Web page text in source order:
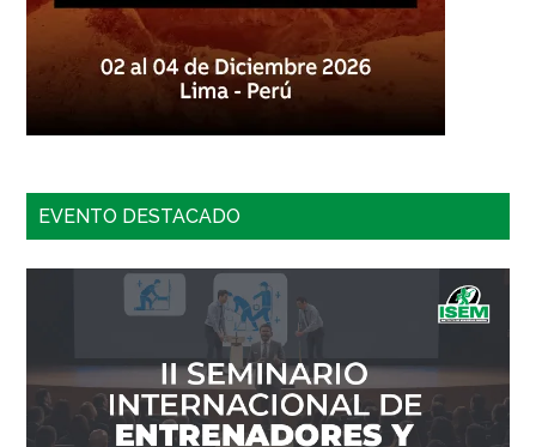
EVENTO DESTACADO